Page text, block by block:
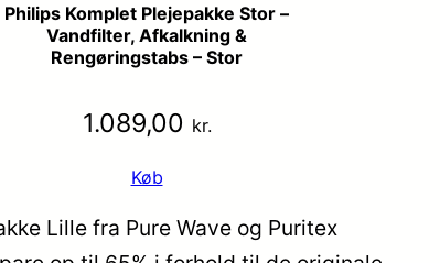
Philips Komplet Plejepakke Stor –
Vandfilter, Afkalkning &
Rengøringstabs – Stor
1.089,00 kr.
Køb
Lille fra Pure Wave og Puritex